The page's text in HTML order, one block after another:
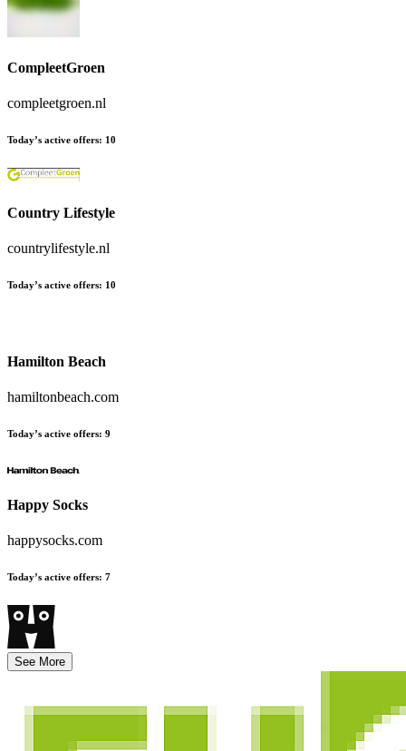
CompleetGroen
compleetgroen.nl
Today’s active offers: 10
Country Lifestyle
countrylifestyle.nl
Today’s active offers: 10
Hamilton Beach
hamiltonbeach.com
Today’s active offers: 9
Happy Socks
happysocks.com
Today’s active offers: 7
See More